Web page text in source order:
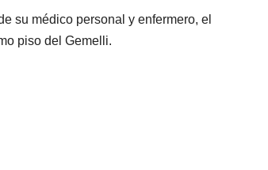
su médico personal y enfermero, el
piso del Gemelli.